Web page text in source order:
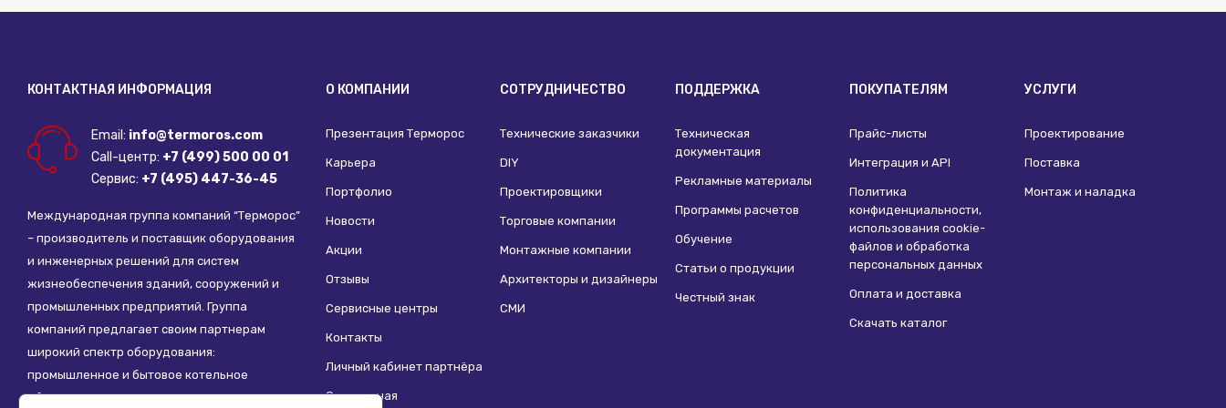
КОНТАКТНАЯ ИНФОРМАЦИЯ
Email: info@termoros.com
Call-центр: +7 (499) 500 00 01
Сервис: +7 (495) 447-36-45
Международная группа компаний “Терморос”
– производитель и поставщик оборудования
и инженерных решений для систем
жизнеобеспечения зданий, сооружений и
промышленных предприятий. Группа
компаний предлагает своим партнерам
широкий спектр оборудования:
промышленное и бытовое котельное
оборудование, системы отопления,
О КОМПАНИИ
Презентация Терморос
Карьера
Портфолио
Новости
Акции
Отзывы
Сервисные центры
Контакты
Личный кабинет партнёра
Социальная
СОТРУДНИЧЕСТВО
Технические заказчики
DIY
Проектировщики
Торговые компании
Монтажные компании
Архитекторы и дизайнеры
СМИ
ПОДДЕРЖКА
Техническая
документация
Рекламные материалы
Программы расчетов
Обучение
Статьи о продукции
Честный знак
ПОКУПАТЕЛЯМ
Прайс-листы
Интеграция и API
Политика
конфиденциальности,
использования сookie-
файлов и обработка
персональных данных
Оплата и доставка
Скачать каталог
УСЛУГИ
Проектирование
Поставка
Монтаж и наладка